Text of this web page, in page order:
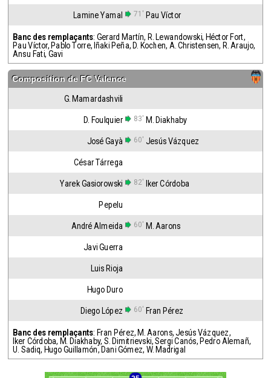
Lamine Yamal 71' Pau Víctor
Banc des remplaçants: Gerard Martín, R. Lewandowski, Héctor Fort,
Pau Víctor, Pablo Torre, Iñaki Peña, D. Kochen, A. Christensen, R. Araujo,
Ansu Fati, Gavi
Composition de FC Valence
G. Mamardashvili
D. Foulquier 83' M. Diakhaby
José Gayà 60' Jesús Vázquez
César Tárrega
Yarek Gasiorowski 82' Iker Córdoba
Pepelu
André Almeida 60' M. Aarons
Javi Guerra
Luis Rioja
Hugo Duro
Diego López 60' Fran Pérez
Banc des remplaçants: Fran Pérez, M. Aarons,Jesús Vázquez,
Iker Córdoba, M. Diakhaby, S. Dimitrievski,Sergi Canós, Pedro Alemañ,
U. Sadiq, Hugo Guillamón, Dani Gómez, W. Madrigal